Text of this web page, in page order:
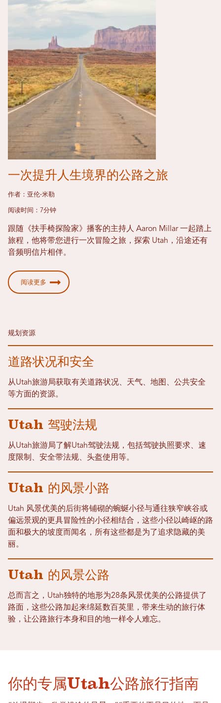
一次提升人生境界的公路之旅
作者：亚伦·米勒
阅读时间：7分钟
跟随《扶手椅探险家》播客的主持人 Aaron Millar 一起踏上
旅程，他将带您进行一次冒险之旅，探索 Utah，沿途还有
音频明信片相伴。
阅读更多
规划资源
道路状况和安全
从Utah旅游局获取有关道路状况、天气、地图、公共安全
等方面的资源。
Utah 驾驶法规
从Utah旅游局了解Utah驾驶法规，包括驾驶执照要求、速
度限制、安全带法规、头盔使用等。
Utah 的风景小路
Utah 风景优美的后街将铺砌的蜿蜒小径与通往狭窄峡谷或
偏远景观的更具冒险性的小径相结合，这些小径以崎岖的路
面和极大的坡度而闻名，所有这些都是为了追求隐藏的美
丽。
Utah 的风景公路
总而言之，Utah独特的地形为28条风景优美的公路提供了
路面，这些公路加起来绵延数百英里，带来生动的旅行体
验，让公路旅行本身和目的地一样令人难忘。
你的专属Utah公路旅行指南